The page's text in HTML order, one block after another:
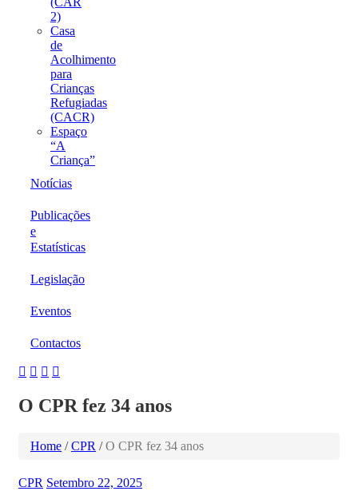
2)
Casa
de
Acolhimento
para
Crianças
Refugiadas
(CACR)
Espaço
“A
Criança”
Notícias
Publicações
e
Estatísticas
Legislação
Eventos
Contactos
O CPR fez 34 anos
Home / CPR /O CPR fez 34 anos
CPR Setembro 22, 2025